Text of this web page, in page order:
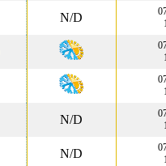
N/D
N/D
N/D